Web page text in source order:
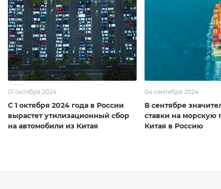
01 октября 2024
С 1 октября 2024 года в России
вырастет утилизационный сбор
на автомобили из Китая
04 сентября 2024
В сентябре
ставки на морскую
Китая в Россию